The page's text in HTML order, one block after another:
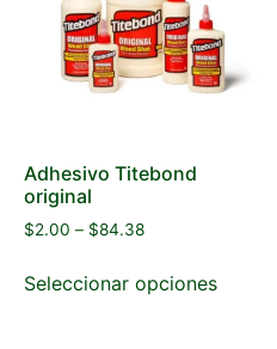
Adhesivo Titebond
original
$2.00 – $84.38
Seleccionar opciones